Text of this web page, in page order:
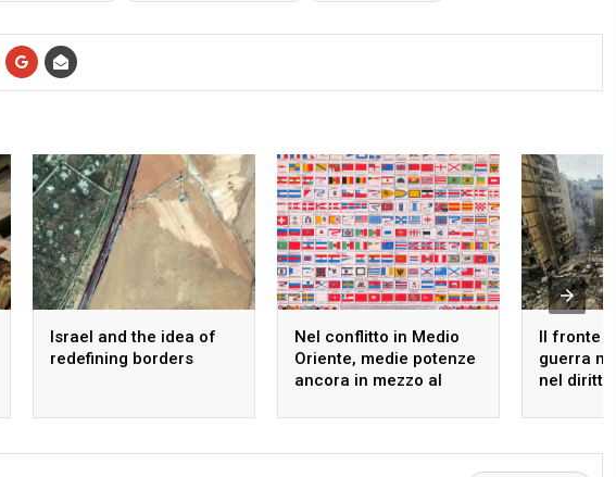
Israel and the idea of
redefining borders
Nel conflitto in Medio
Oriente, medie potenze
ancora in mezzo al
Il fronte
guerra
nel diritto